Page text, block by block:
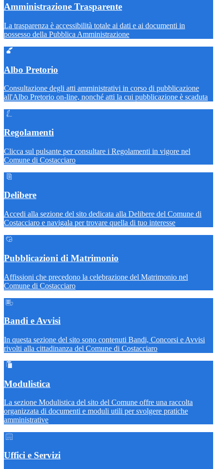
Amministrazione Trasparente
La trasparenza è accessibilità totale ai dati e ai documenti in
possesso della Pubblica Amministrazione
Albo Pretorio
Consultazione degli atti amministrativi in corso di pubblicazione
all'Albo Pretorio on-line, nonché atti la cui pubblicazione è scaduta
Regolamenti
Clicca sul pulsante per consultare i Regolamenti in vigore nel
Comune di Costacciaro
Delibere
Accedi alla sezione del sito dedicata alla Delibere del Comune di
Costacciaro e navigala per trovare quella di tuo interesse
Pubblicazioni di Matrimonio
Affissioni che precedono la celebrazione del Matrimonio nel
Comune di Costacciaro
Bandi e Avvisi
In questa sezione del sito sono contenuti Bandi, Concorsi e Avvisi
rivolti alla cittadinanza del Comune di Costacciaro
Modulistica
La sezione Modulistica del sito del Comune offre una raccolta
organizzata di documenti e moduli utili per svolgere pratiche
amministrative
Uffici e Servizi